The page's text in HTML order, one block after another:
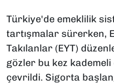
Türkiye'de emeklilik
tartışmalar sürerken,
Takılanlar (EYT)
gözler bu kez
çevrildi. Sigorta